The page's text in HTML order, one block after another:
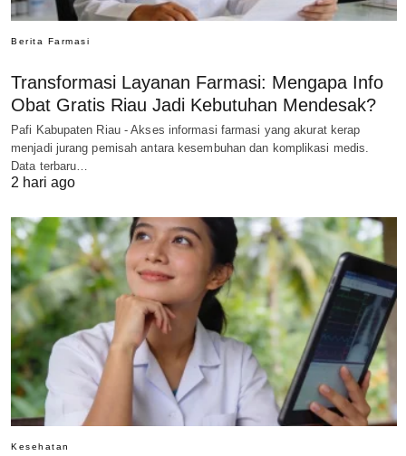
Berita Farmasi
Transformasi Layanan Farmasi: Mengapa Info
Obat Gratis Riau Jadi Kebutuhan Mendesak?
Pafi Kabupaten Riau - Akses informasi farmasi yang akurat kerap
menjadi jurang pemisah antara kesembuhan dan komplikasi medis.
Data terbaru…
2 hari ago
Kesehatan